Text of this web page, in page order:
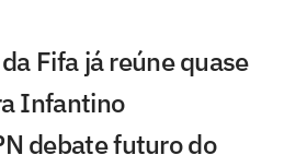
Fifa já reúne quase
Infantino
debate futuro do